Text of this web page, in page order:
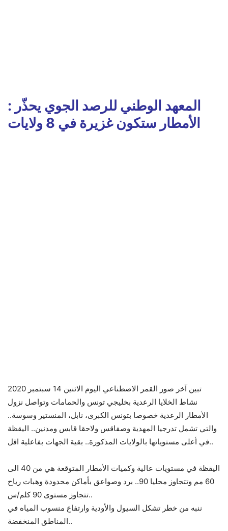
المعهد الوطني للرصد الجوي يحذّر :
الأمطار ستكون غزيرة في 8 ولايات
تبين آخر صور القمر الاصطناعي اليوم الاثنين 14 سبتمبر 2020
نشاط الخلايا الرعدية بخليجي تونس والحمامات وتواصل نزول
الأمطار الرعدية خصوصا بتونس الكبرى، نابل، المنستير وسوسة..
والتي تشمل تدرجيا المهدية وصفاقس ولاحقا قابس ومدنين.. اليقظة
في أعلى مستوياتها بالولايات المذكورة.. بقية الجهات بفاعلية اقل..
اليقظة في مستويات عالية وكميات الأمطار المتوقعة هي من 40 الى
60 مم وتتجاوز محليا 90.. برد وصواعق بأماكن محدودة وهبات رياح
تتجاوز مستوى 90 كلم/س..
ننبه من خطر تشكل السيول والأودية وارتفاع منسوب المياه في
المناطق المنخفضة..